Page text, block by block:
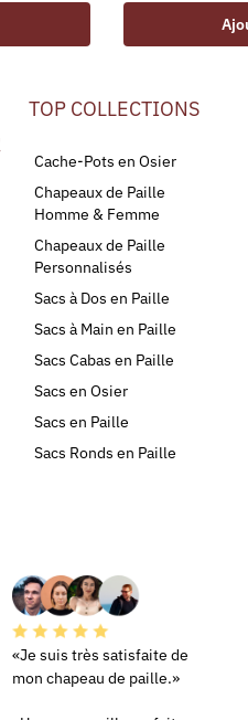
TOP COLLECTIONS
Cache-Pots en Osier
Chapeaux de Paille
Homme & Femme
Chapeaux de Paille
Personnalisés
Sacs à Dos en Paille
Sacs à Main en Paille
Sacs Cabas en Paille
Sacs en Osier
Sacs en Paille
Sacs Ronds en Paille
«Je suis très satisfaite de
mon chapeau de paille.»